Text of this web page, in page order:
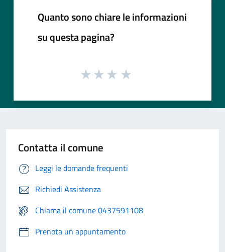
Quanto sono chiare le informazioni
su questa pagina?
Contatta il comune
Leggi le domande frequenti
Richiedi Assistenza
Chiama il comune 0437591108
Prenota un appuntamento